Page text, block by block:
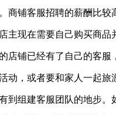
客服招聘的薪酬比较
现在需要自己购买商品
铺已经有了自己的客服
，或者要和家人一起旅
组建客服团队的地步。